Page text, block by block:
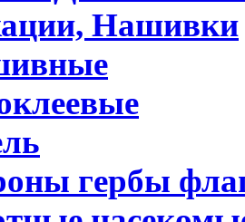
Нашивки
гербы